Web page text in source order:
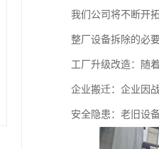
我们公司将不断开
整厂设备拆除的必
工厂升级改造：随
企业搬迁：企业因
安全隐患：老旧设